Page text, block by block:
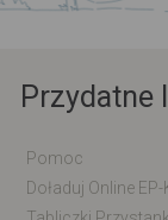
Przydatne
Pomoc